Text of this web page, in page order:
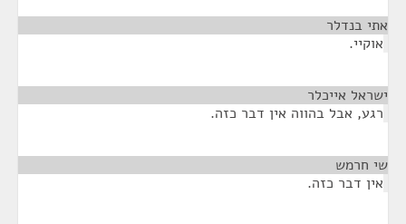
אתי בנדלר
אוקיי.
ישראל אייכלר
רגע, אבל בהווה אין דבר כזה.
שי חרמש
אין דבר כזה.